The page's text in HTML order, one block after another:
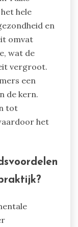
hele
en
omvat
wat de
vergroot.
een
de kern.
tot
het